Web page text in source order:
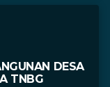
DESA
TNBG